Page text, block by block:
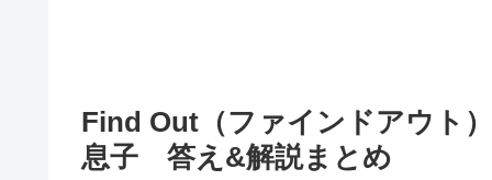
Find Out（ファインドアウト
息子 答え&解説まとめ